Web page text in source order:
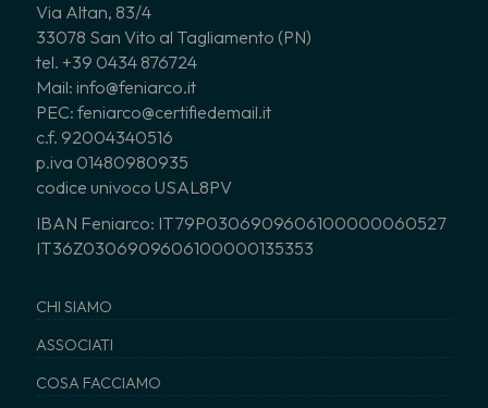
Via Altan, 83/4
33078 San Vito al Tagliamento (PN)
tel. +39 0434 876724
Mail: info@feniarco.it
PEC: feniarco@certifiedemail.it
c.f. 92004340516
p.iva 01480980935
codice univoco USAL8PV
IBAN Feniarco: IT79P0306909606100000060527
IT36Z0306909606100000135353
CHI SIAMO
ASSOCIATI
COSA FACCIAMO